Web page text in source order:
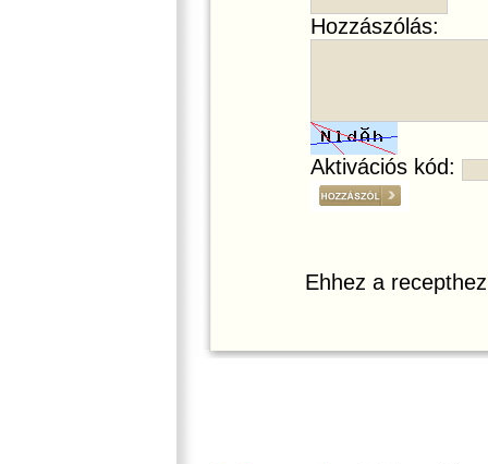
Hozzászólás:
Aktivációs kód:
Ehhez a